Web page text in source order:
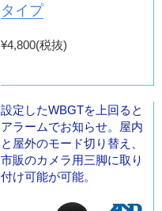
タイプ
¥4,800(税抜)
設定したWBGTを上回ると
アラームでお知らせ。屋内
と屋外のモード切り替え、
市販のカメラ用三脚に取り
付け可能が可能。